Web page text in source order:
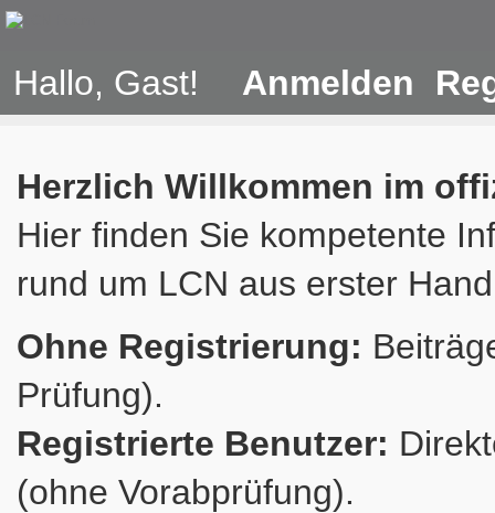
Hallo, Gast! Anmelden
Herzlich Willkommen im
Hier finden Sie kompetente
rund um LCN aus erster
Ohne Registrierung:
Prüfung).
Registrierte Benutzer:
(ohne Vorabprüfung).